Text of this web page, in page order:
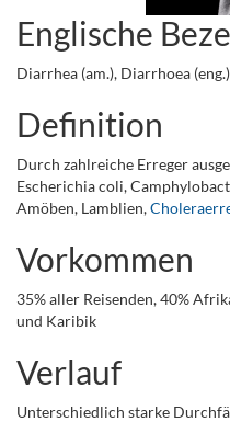
Englische
Diarrhea (am.), Diarrhoea (eng.)
Definition
Durch zahlreiche Erreger
Escherichia coli,
Amöben, Lamblien,
Vorkommen
35% aller Reisenden, 40%
und Karibik
Verlauf
Unterschiedlich starke